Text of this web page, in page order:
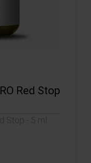
Red Stop
Stop - 5 ml